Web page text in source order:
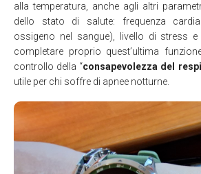
alla temperatura, anche agli altri
dello stato di salute: frequenza
ossigeno nel sangue), livello di stress
completare proprio quest’ultima
controllo della “consapevolezza del
utile per chi soffre di apnee notturne.